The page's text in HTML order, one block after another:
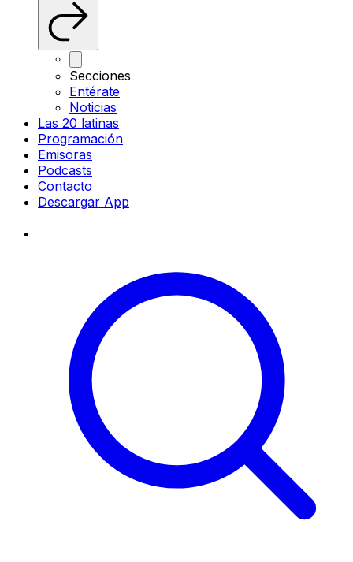
Secciones
Entérate
Noticias
Las 20 latinas
Programación
Emisoras
Podcasts
Contacto
Descargar App